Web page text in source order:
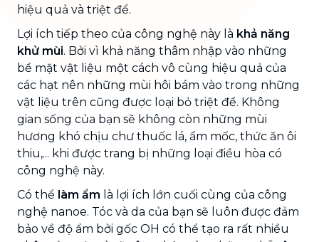
hiệu quả và triệt để.
Lợi ích tiếp theo của công nghệ này là khả năng
khử mùi. Bởi vì khả năng thâm nhập vào những
bề mặt vật liệu một cách vô cùng hiệu quả của
các hạt nên những mùi hôi bám vào trong những
vật liệu trên cũng được loại bỏ triệt để. Không
gian sống của bạn sẽ không còn những mùi
hương khó chịu chư thuốc lá, ẩm mốc, thức ăn ôi
thiu,... khi được trang bị những loại điều hòa có
công nghệ này.
Có thể làm ẩm là lợi ích lớn cuối cùng của công
nghệ nanoe. Tóc và da của bạn sẽ luôn được đảm
bảo về độ ẩm bởi gốc OH có thể tạo ra rất nhiều